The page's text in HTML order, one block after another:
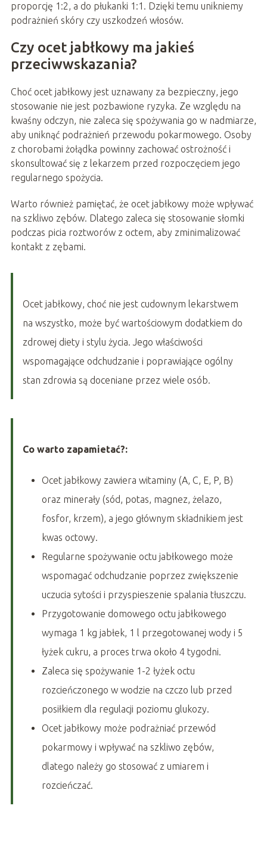
proporcję 1:2, a do płukanki 1:1. Dzięki temu unikniemy
podrażnień skóry czy uszkodzeń włosów.
Czy ocet jabłkowy ma jakieś
przeciwwskazania?
Choć ocet jabłkowy jest uznawany za bezpieczny, jego
stosowanie nie jest pozbawione ryzyka. Ze względu na
kwaśny odczyn, nie zaleca się spożywania go w nadmiarze,
aby uniknąć podrażnień przewodu pokarmowego. Osoby
z chorobami żołądka powinny zachować ostrożność i
skonsultować się z lekarzem przed rozpoczęciem jego
regularnego spożycia.
Warto również pamiętać, że ocet jabłkowy może wpływać
na szkliwo zębów. Dlatego zaleca się stosowanie słomki
podczas picia roztworów z octem, aby zminimalizować
kontakt z zębami.
Ocet jabłkowy, choć nie jest cudownym lekarstwem
na wszystko, może być wartościowym dodatkiem do
zdrowej diety i stylu życia. Jego właściwości
wspomagające odchudzanie i poprawiające ogólny
stan zdrowia są doceniane przez wiele osób.
Co warto zapamietać?:
Ocet jabłkowy zawiera witaminy (A, C, E, P, B)
oraz minerały (sód, potas, magnez, żelazo,
fosfor, krzem), a jego głównym składnikiem jest
kwas octowy.
Regularne spożywanie octu jabłkowego może
wspomagać odchudzanie poprzez zwiększenie
uczucia sytości i przyspieszenie spalania tłuszczu.
Przygotowanie domowego octu jabłkowego
wymaga 1 kg jabłek, 1 l przegotowanej wody i 5
łyżek cukru, a proces trwa około 4 tygodni.
Zaleca się spożywanie 1-2 łyżek octu
rozcieńczonego w wodzie na czczo lub przed
posiłkiem dla regulacji poziomu glukozy.
Ocet jabłkowy może podrażniać przewód
pokarmowy i wpływać na szkliwo zębów,
dlatego należy go stosować z umiarem i
rozcieńczać.